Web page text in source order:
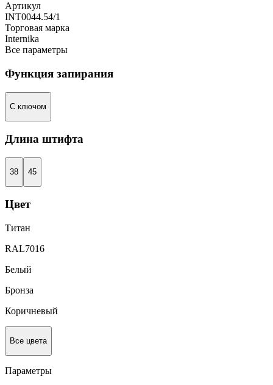
Артикул
INT0044.54/1
Торговая марка
Internika
Все параметры
Функция запирания
С ключом
Длина штифта
38 45
Цвет
Титан
RAL7016
Белый
Бронза
Коричневый
Все цвета
Параметры